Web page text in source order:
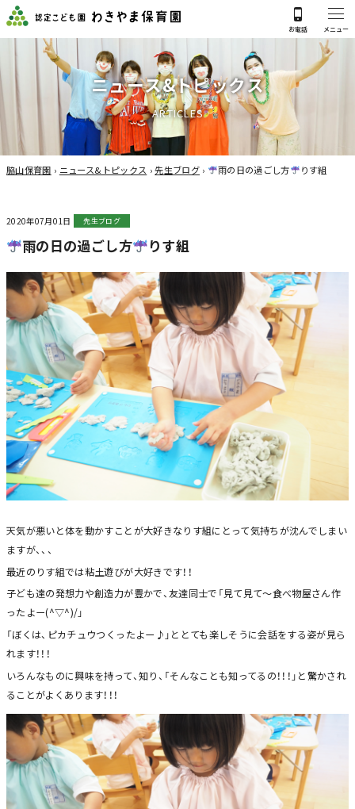
ニュース&トピックス
ARTICLES
脇山保育園 › ニュース&トピックス ›先生ブログ › 雨の日の過ごし方 りす組
2020年07月01日 先生ブログ
雨の日の過ごし方 りす組
天気が悪いと体を動かすことが大好きなりす組にとって気持ちが沈んでしまい
ますが、、、
最近のりす組では粘土遊びが大好きです！！
子ども達の発想力や創造力が豊かで、友達同士で「見て見て～食べ物屋さん作
ったよー(^▽^)/」
「ぼくは、ピカチュウつくったよー♪」ととても楽しそうに会話をする姿が見ら
れます！！！
いろんなものに興味を持って、知り、「そんなことも知ってるの！！！」と驚かされ
ることがよくあります！！！